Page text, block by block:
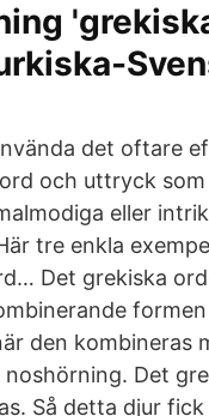
det oftare
och uttryck
eller
tre enkla
Det grekiska
den kombineras
Det
Så detta djur